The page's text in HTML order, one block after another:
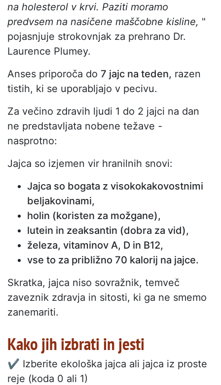
na holesterol v krvi. Paziti moramo
predvsem na nasičene maščobne kisline, "
pojasnjuje strokovnjak za prehrano Dr.
Laurence Plumey.
Anses priporoča do 7 jajc na teden, razen
tistih, ki se uporabljajo v pecivu.
Za večino zdravih ljudi 1 do 2 jajci na dan
ne predstavljata nobene težave -
nasprotno:
Jajca so izjemen vir hranilnih snovi:
Jajca so bogata z visokokakovostnimi
beljakovinami,
holin (koristen za možgane),
lutein in zeaksantin (dobra za vid),
železa, vitaminov A, D in B12,
vse to za približno 70 kalorij na jajce.
Skratka, jajca niso sovražnik, temveč
zaveznik zdravja in sitosti, ki ga ne smemo
zanemariti.
Kako jih izbrati in jesti
✔️ Izberite ekološka jajca ali jajca iz proste
reje (koda 0 ali 1)